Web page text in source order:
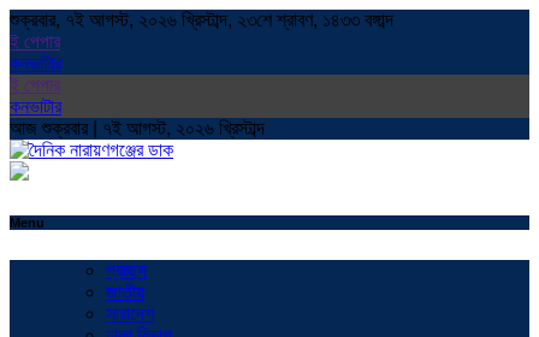
শুক্রবার, ৭ই আগস্ট, ২০২৬ খ্রিস্টাব্দ, ২৩শে শ্রাবণ, ১৪৩৩ বঙ্গাব্দ
ই পেপার
কনভাটার
ই পেপার
কনভাটার
আজ শুক্রবার | ৭ই আগস্ট, ২০২৬ খ্রিস্টাব্দ
Menu
প্রচ্ছদ
জাতীয়
সারাদেশ